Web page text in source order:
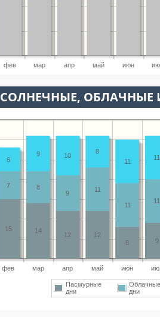
фев мар апр май июн
CОЛНЕЧНЫЕ,
фев мар апр май июн
9
8
12
12
14
15
11
11
11
9
8
7
11
11
8
10
9
6
Пасмурные
дни
Облачные
дни